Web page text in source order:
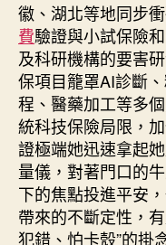
徽、湖北等地同步
費驗證與小試保險
及科研機構的要害
保項目籠罩AI診斷
程、醫藥加工等多
統科技保險局限，
證極端她迅速拿起
量儀，對著門口的
下的焦點投進平安
帶來的不斷定性，
犯錯、怕卡殼”的掛